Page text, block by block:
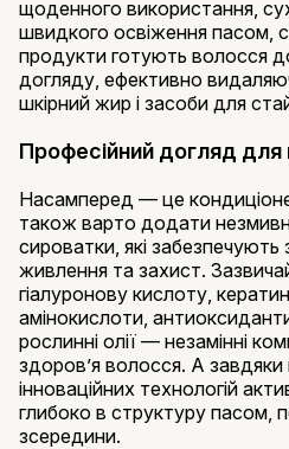
щоденного використання,
швидкого освіження пасом,
продукти готують волосся
догляду, ефективно
шкірний жир і засоби для
Професійний догляд для
Насамперед — це
також варто додати
сироватки, які
живлення та захист.
гіалуронову кислоту,
амінокислоти,
рослинні олії — незамінні
здоров’я волосся. А
інноваційних технологій
глибоко в структуру пасом,
зсередини.